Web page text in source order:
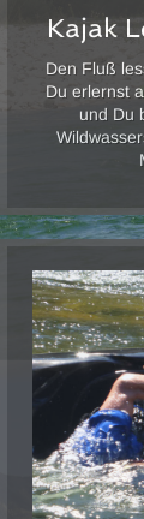
Kajak
Den Fluß
Du erlernst
und Du